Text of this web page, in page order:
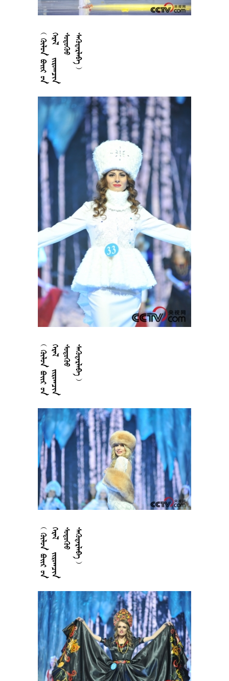










































 










































 










































 